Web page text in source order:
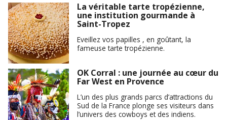
La véritable tarte tropézienne,
une institution gourmande à
Saint-Tropez
Eveillez vos papilles , en goûtant, la
fameuse tarte tropézienne.
OK Corral : une journée au cœur du
Far West en Provence
L’un des plus grands parcs d’attractions du
Sud de la France plonge ses visiteurs dans
l’univers des cowboys et des indiens.